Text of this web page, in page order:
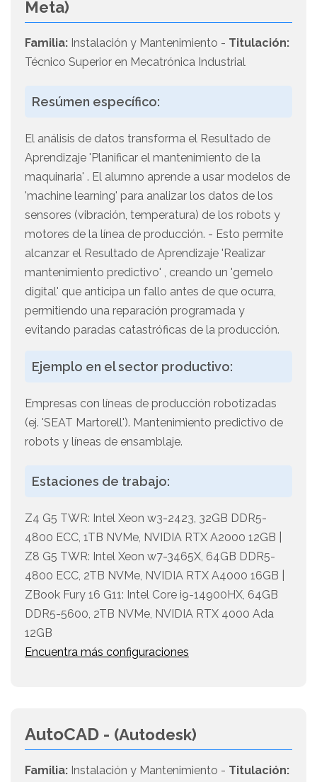
Meta)
Familia: Instalación y Mantenimiento - Titulación:
Técnico Superior en Mecatrónica Industrial
Resúmen específico:
El análisis de datos transforma el Resultado de
Aprendizaje 'Planificar el mantenimiento de la
maquinaria' . El alumno aprende a usar modelos de
'machine learning' para analizar los datos de los
sensores (vibración, temperatura) de los robots y
motores de la línea de producción. - Esto permite
alcanzar el Resultado de Aprendizaje 'Realizar
mantenimiento predictivo' , creando un 'gemelo
digital' que anticipa un fallo antes de que ocurra,
permitiendo una reparación programada y
evitando paradas catastróficas de la producción.
Ejemplo en el sector productivo:
Empresas con líneas de producción robotizadas
(ej. 'SEAT Martorell'). Mantenimiento predictivo de
robots y líneas de ensamblaje.
Estaciones de trabajo:
Z4 G5 TWR: Intel Xeon w3-2423, 32GB DDR5-
4800 ECC, 1TB NVMe, NVIDIA RTX A2000 12GB |
Z8 G5 TWR: Intel Xeon w7-3465X, 64GB DDR5-
4800 ECC, 2TB NVMe, NVIDIA RTX A4000 16GB |
ZBook Fury 16 G11: Intel Core i9-14900HX, 64GB
DDR5-5600, 2TB NVMe, NVIDIA RTX 4000 Ada
12GB
Encuentra más configuraciones
AutoCAD - (Autodesk)
Familia: Instalación y Mantenimiento - Titulación: